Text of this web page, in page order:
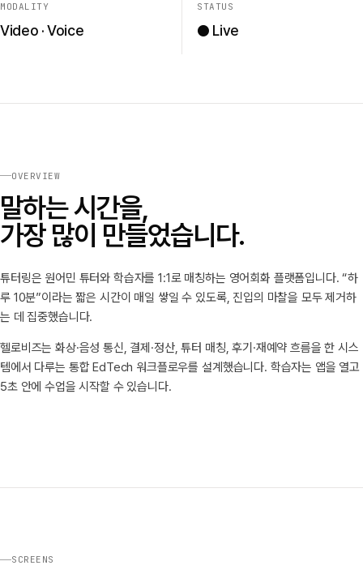
MODALITY
Video · Voice
STATUS
● Live
OVERVIEW
말하는 시간을,
가장 많이 만들었습니다.
튜터링은 원어민 튜터와 학습자를 1:1로 매칭하는 영어회화 플랫폼입니다. “하
루 10분”이라는 짧은 시간이 매일 쌓일 수 있도록, 진입의 마찰을 모두 제거하
는 데 집중했습니다.
헬로비즈는 화상·음성 통신, 결제·정산, 튜터 매칭, 후기·재예약 흐름을 한 시스
템에서 다루는 통합 EdTech 워크플로우를 설계했습니다. 학습자는 앱을 열고
5초 안에 수업을 시작할 수 있습니다.
SCREENS